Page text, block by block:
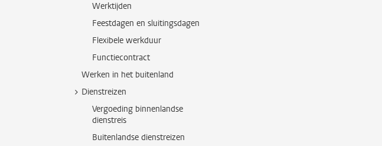
Werktijden
Feestdagen en sluitingsdagen
Flexibele werkduur
Functiecontract
Werken in het buitenland
Dienstreizen
Vergoeding binnenlandse
dienstreis
Buitenlandse dienstreizen